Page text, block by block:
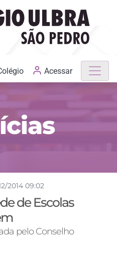
MATRÍCULAS ABERTAS
Acessar
2014 09:02
de Escolas
pelo Conselho